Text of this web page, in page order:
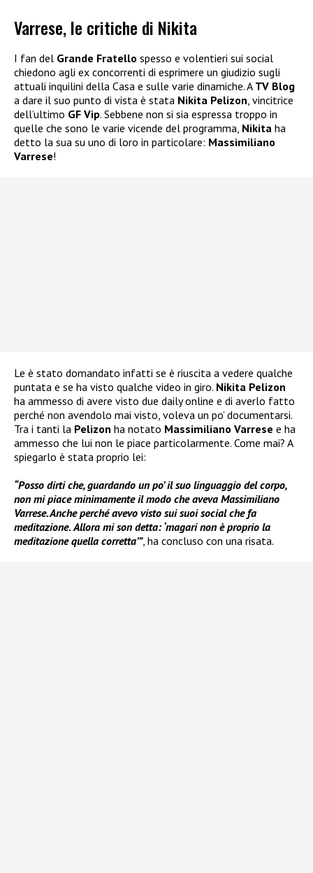
Varrese, le critiche di Nikita
I fan del Grande Fratello spesso e volentieri sui social
chiedono agli ex concorrenti di esprimere un giudizio sugli
attuali inquilini della Casa e sulle varie dinamiche. A TV Blog
a dare il suo punto di vista è stata Nikita Pelizon , vincitrice
dell’ultimo GF Vip. Sebbene non si sia espressa troppo in
quelle che sono le varie vicende del programma, Nikita ha
detto la sua su uno di loro in particolare: Massimiliano
Varrese!
Le è stato domandato infatti se è riuscita a vedere qualche
puntata e se ha visto qualche video in giro. Nikita Pelizon
ha ammesso di avere visto due daily online e di averlo fatto
perché non avendolo mai visto, voleva un po’ documentarsi.
Tra i tanti la Pelizon ha notato Massimiliano Varrese e ha
ammesso che lui non le piace particolarmente. Come mai? A
spiegarlo è stata proprio lei:
“Posso dirti che, guardando un po’ il suo linguaggio del corpo,
non mi piace minimamente il modo che aveva Massimiliano
Varrese. Anche perché avevo visto sui suoi social che fa
meditazione. Allora mi son detta: ‘magari non è proprio la
meditazione quella corretta’”, ha concluso con una risata.